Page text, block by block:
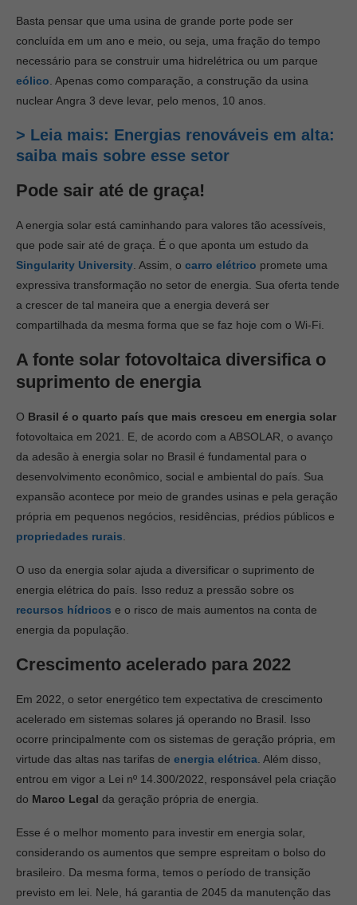
Basta pensar que uma usina de grande porte pode ser
concluída em um ano e meio, ou seja, uma fração do tempo
necessário para se construir uma hidrelétrica ou um parque
eólico . Apenas como comparação, a construção da usina
nuclear Angra 3 deve levar, pelo menos, 10 anos.
> Leia mais: Energias renováveis em alta:
saiba mais sobre esse setor
Pode sair até de graça!
A energia solar está caminhando para valores tão acessíveis,
que pode sair até de graça. É o que aponta um estudo da
Singularity University . Assim, o carro elétrico promete uma
expressiva transformação no setor de energia. Sua oferta tende
a crescer de tal maneira que a energia deverá ser
compartilhada da mesma forma que se faz hoje com o Wi-Fi.
A fonte solar fotovoltaica diversifica o
suprimento de energia
O Brasil é o quarto país que mais cresceu em energia solar
fotovoltaica em 2021. E, de acordo com a ABSOLAR, o avanço
da adesão à energia solar no Brasil é fundamental para o
desenvolvimento econômico, social e ambiental do país. Sua
expansão acontece por meio de grandes usinas e pela geração
própria em pequenos negócios, residências, prédios públicos e
propriedades rurais
O uso da energia solar ajuda a diversificar o suprimento de
energia elétrica do país. Isso reduz a pressão sobre os
recursos hídricos e o risco de mais aumentos na conta de
energia da população.
Crescimento acelerado para 2022
Em 2022, o setor energético tem expectativa de crescimento
acelerado em sistemas solares já operando no Brasil. Isso
ocorre principalmente com os sistemas de geração própria, em
virtude das altas nas tarifas de energia elétrica . Além disso,
entrou em vigor a Lei nº 14.300/2022, responsável pela criação
do Marco Legal da geração própria de energia.
Esse é o melhor momento para investir em energia solar,
considerando os aumentos que sempre espreitam o bolso do
brasileiro. Da mesma forma, temos o período de transição
previsto em lei. Nele, há garantia de 2045 da manutenção das